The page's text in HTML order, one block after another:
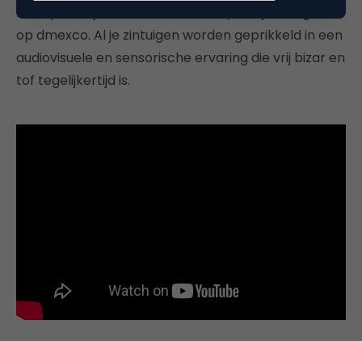
reality. En wij hebben er een voorproefje van gehad
op dmexco. Al je zintuigen worden geprikkeld in een
audiovisuele en sensorische ervaring die vrij bizar en
tof tegelijkertijd is.